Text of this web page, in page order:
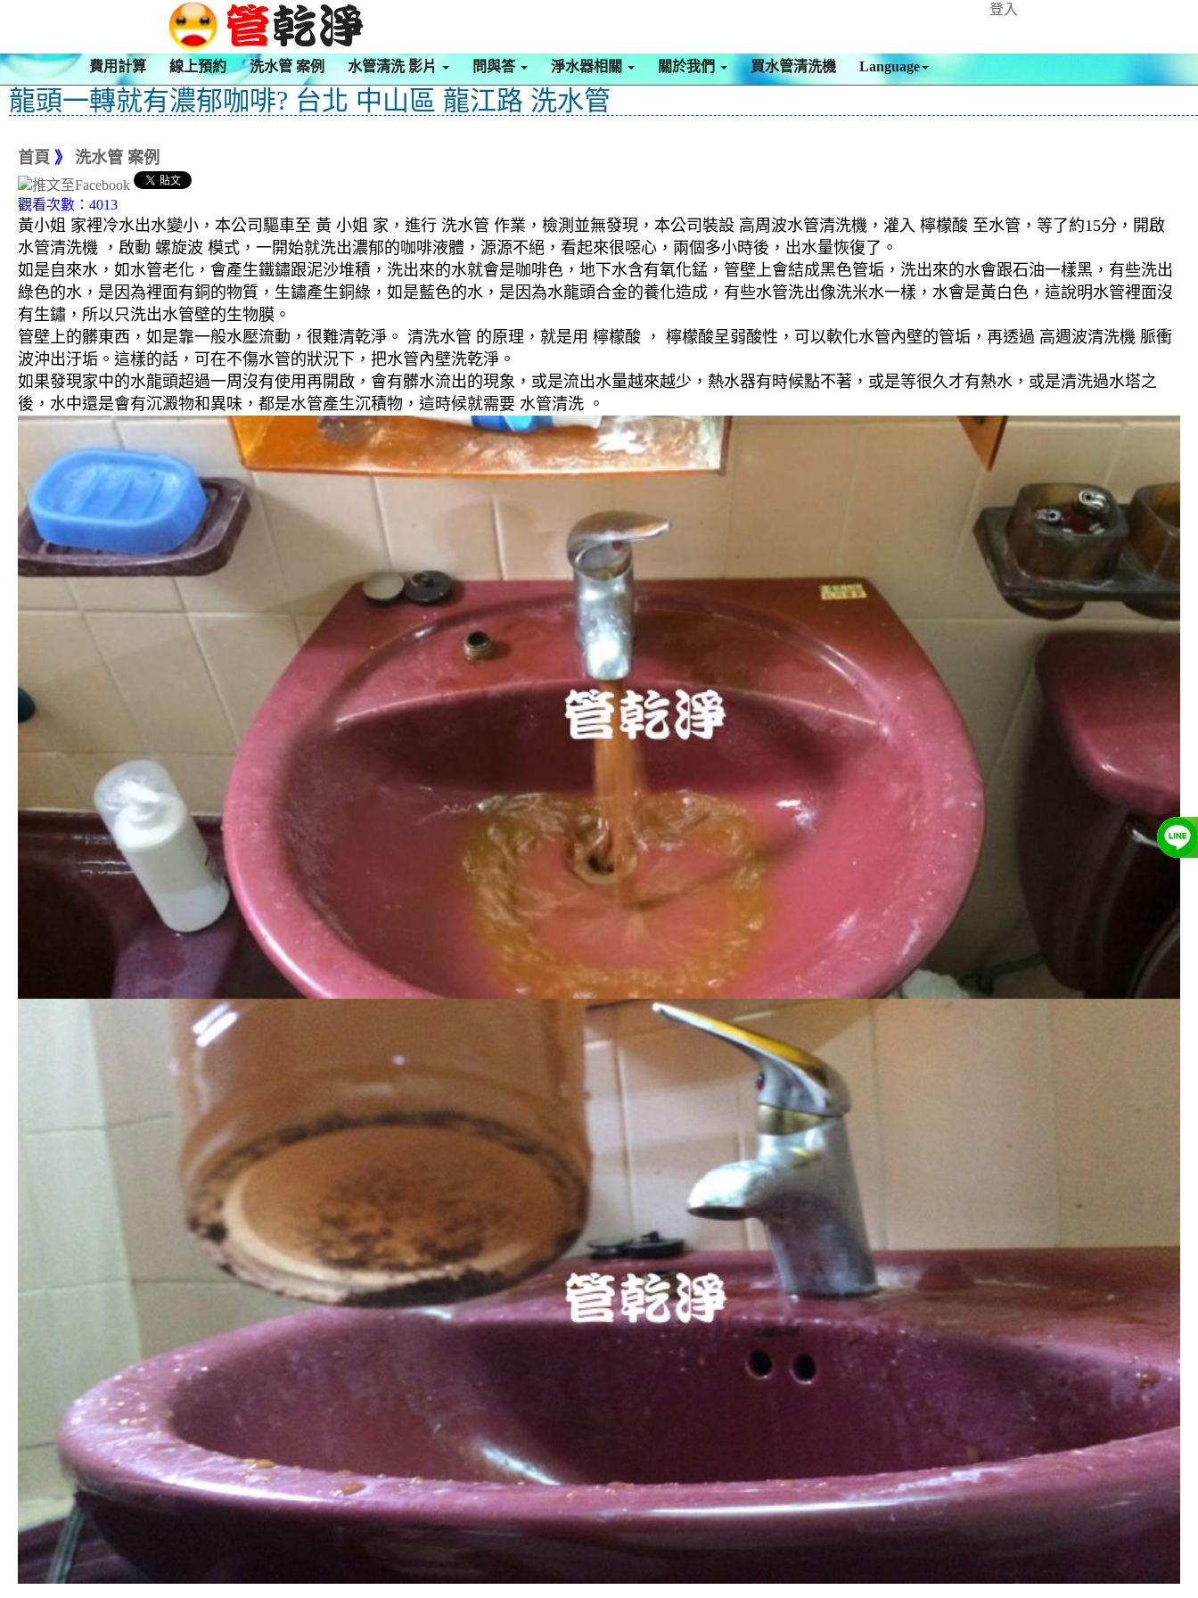
登入
費用計算 線上預約 洗水管 案例 水管清洗 影片 問與答 淨水器相關 關於我們 買水管清洗機 Language
龍頭一轉就有濃郁咖啡? 台北 中山區 龍江路 洗水管
首頁 》 洗水管 案例
觀看次數：4013
黃小姐 家裡冷水出水變小，本公司驅車至 黃 小姐 家，進行 洗水管 作業，檢測並無發現，本公司裝設 高周波水管清洗機，灌入 檸檬酸 至水管，等了約15分，開啟
水管清洗機 ，啟動 螺旋波 模式，一開始就洗出濃郁的咖啡液體，源源不絕，看起來很噁心，兩個多小時後，出水量恢復了。
如是自來水，如水管老化，會產生鐵鏽跟泥沙堆積，洗出來的水就會是咖啡色，地下水含有氧化錳，管壁上會結成黑色管垢，洗出來的水會跟石油一樣黑，有些洗出
綠色的水，是因為裡面有銅的物質，生鏽產生銅綠，如是藍色的水，是因為水龍頭合金的養化造成，有些水管洗出像洗米水一樣，水會是黃白色，這說明水管裡面沒
有生鏽，所以只洗出水管壁的生物膜。
管壁上的髒東西，如是靠一般水壓流動，很難清乾淨。 清洗水管 的原理，就是用 檸檬酸 ， 檸檬酸呈弱酸性，可以軟化水管內壁的管垢，再透過 高週波清洗機 脈衝
波沖出汙垢。這樣的話，可在不傷水管的狀況下，把水管內壁洗乾淨。
如果發現家中的水龍頭超過一周沒有使用再開啟，會有髒水流出的現象，或是流出水量越來越少，熱水器有時候點不著，或是等很久才有熱水，或是清洗過水塔之
後，水中還是會有沉澱物和異味，都是水管產生沉積物，這時候就需要 水管清洗 。